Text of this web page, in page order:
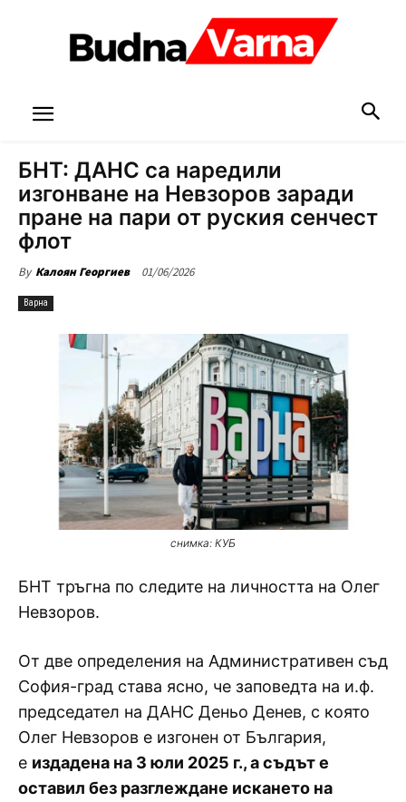
БНТ: ДАНС са наредили
изгонване на Невзоров заради
пране на пари от руския сенчест
флот
By Калоян Георгиев 01/06/2026
Варна
снимка: КУБ
БНТ тръгна по следите на личността на Олег
Невзоров.
От две определения на Административен съд
София-град става ясно, че заповедта на и.ф.
председател на ДАНС Деньо Денев, с която
Олег Невзоров е изгонен от България,
е издадена на 3 юли 2025 г., а съдът е
оставил без разглеждане искането на